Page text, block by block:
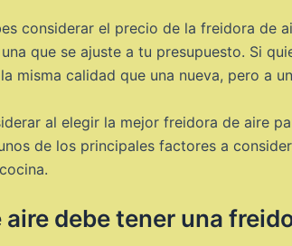
considerar el precio de la freidora de
que se ajuste a tu presupuesto. Si
misma calidad que una nueva, pero a
al elegir la mejor freidora de aire
de los principales factores a
debe tener una